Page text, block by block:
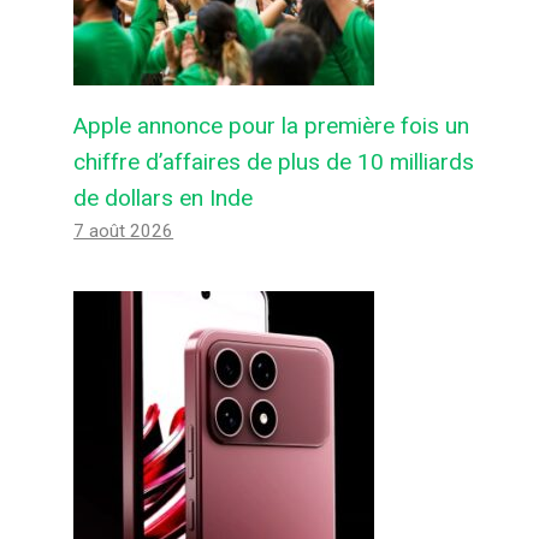
Apple annonce pour la première fois un
chiffre d’affaires de plus de 10 milliards
de dollars en Inde
7 août 2026